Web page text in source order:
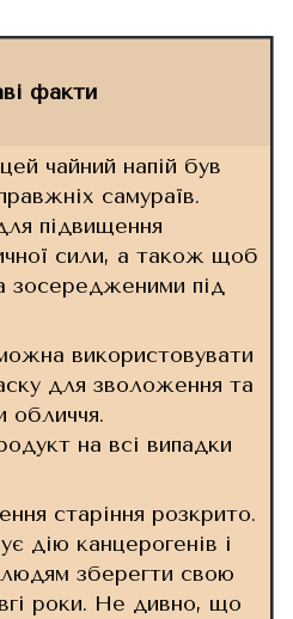
факти
чайний напій був
самураїв.
підвищення
сили, а також щоб
зосередженими під
використовувати
для зволоження та
обличчя.
на всі випадки
старіння розкрито.
дію канцерогенів і
зберегти свою
роки. Не дивно, що